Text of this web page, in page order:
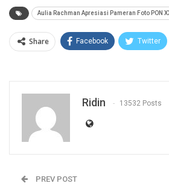
Aulia Rachman Apresiasi Pameran Foto PON
Share Facebook Twitter
Ridin 13532 Posts
PREV POST